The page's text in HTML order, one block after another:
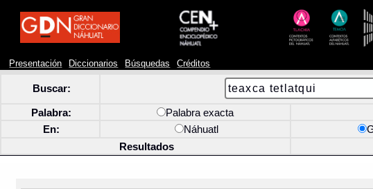
Presentación Diccionarios Búsquedas Créditos
Buscar:
Palabra: Palabra exacta
En:
Náhuatl
Resultados